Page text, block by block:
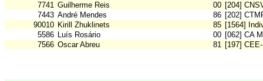
7741 Guilherme Reis 00 [204]
7443 André Mendes 86 [202]
90010 Kirill Zhuklinets 85 [1564]
5586 Luís Rosário 00 [062] CA
7566 Oscar Abreu 81 [197]